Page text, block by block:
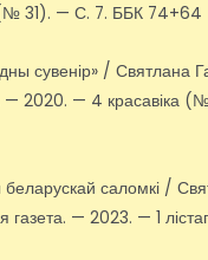
31). — С. 7. ББК 74+64
сувенір» / Святлана
— 2020. — 4
беларускай саломкі /
газета. — 2023. — 1